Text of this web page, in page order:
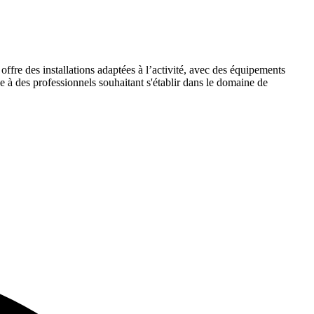
des installations adaptées à l’activité, avec des équipements
des professionnels souhaitant s'établir dans le domaine de